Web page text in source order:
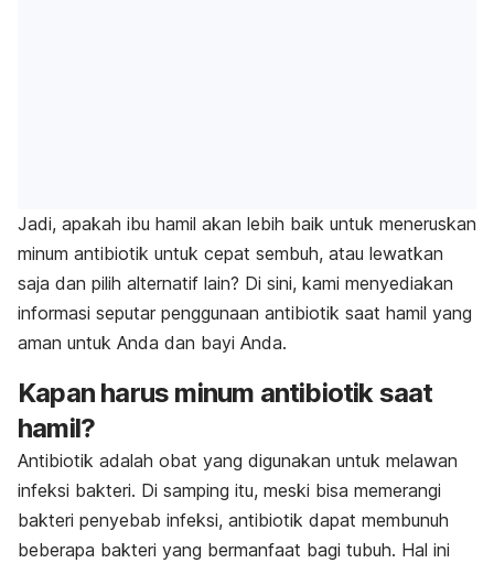
Jadi, apakah ibu hamil akan lebih baik untuk meneruskan
minum antibiotik untuk cepat sembuh, atau lewatkan
saja dan pilih alternatif lain? Di sini, kami menyediakan
informasi seputar penggunaan antibiotik saat hamil yang
aman untuk Anda dan bayi Anda.
Kapan harus minum antibiotik saat
hamil?
Antibiotik adalah obat yang digunakan untuk melawan
infeksi bakteri. Di samping itu, meski bisa memerangi
bakteri penyebab infeksi, antibiotik dapat membunuh
beberapa bakteri yang bermanfaat bagi tubuh. Hal ini